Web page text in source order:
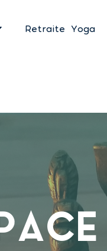
Retraite Yoga